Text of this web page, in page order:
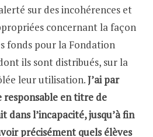
sur des incohérences et
concernant la façon
fonds pour la Fondation
ils sont distribués, sur la
leur utilisation.J’ai par
responsable en titre de
dans l’incapacité, jusqu’à fin
précisément quels élèves